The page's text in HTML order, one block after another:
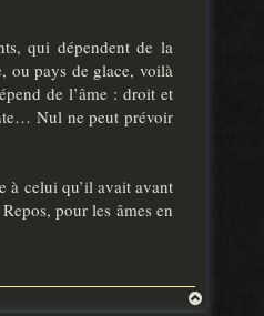
qui dépendent de la
ou pays de glace, voilà
de l’âme : droit et
Nul ne peut prévoir
à celui qu’il avait avant
pour les âmes en